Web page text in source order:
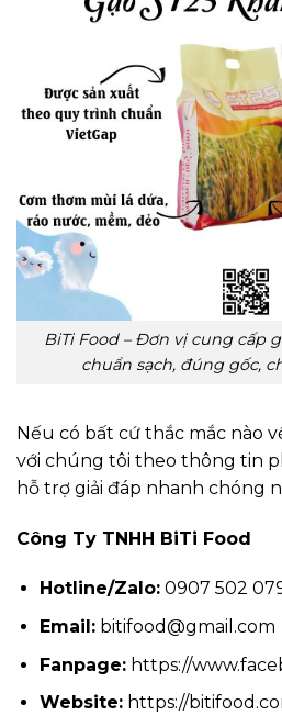
BiTi Food – Đơn vị cung cấp
chuẩn sạch, đúng gốc,
Nếu có bất cứ thắc mắc nào
với chúng tôi theo thông tin
hỗ trợ giải đáp nhanh chóng
Công Ty TNHH BiTi Food
Hotline/Zalo:0907 502
Email:bitifood@gmail.com
Fanpage:https://
Website:https://